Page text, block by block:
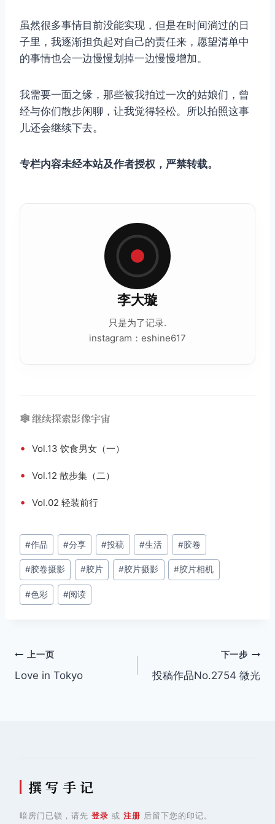
虽然很多事情目前没能实现，但是在时间淌过的日
子里，我逐渐担负起对自己的责任来，愿望清单中
的事情也会一边慢慢划掉一边慢慢增加。
我需要一面之缘，那些被我拍过一次的姑娘们，曾
经与你们散步闲聊，让我觉得轻松。所以拍照这事
儿还会继续下去。
专栏内容未经本站及作者授权，严禁转载。
李大璇
只是为了记录.
instagram：eshine617
🕸️ 继续探索影像宇宙
• Vol.13 饮食男女（一）
• Vol.12 散步集（二）
• Vol.02 轻装前行
文
章
标
签：
#作品 #分享 #投稿 #生活 #胶卷
#胶卷摄影 #胶片 #胶片摄影 #胶片相机
#色彩 #阅读
文
章
上一页
Love in Tokyo
下一步
投稿作品No.2754 微光
撰 写 手 记
暗房门已锁，请先 登录 或 注册 后留下您的印记。